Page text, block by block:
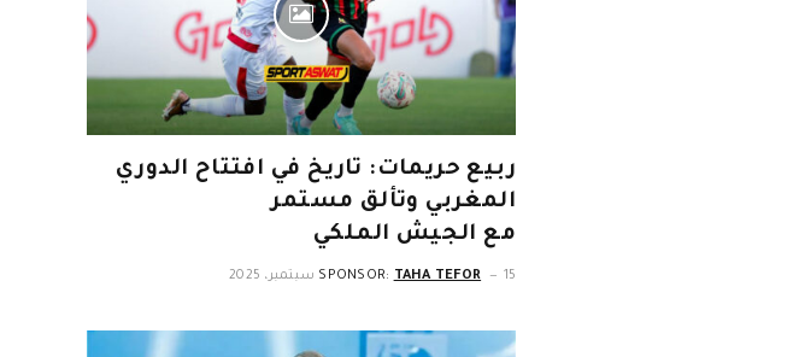
ربيع حريمات: تاريخ في افتتاح الدوري
المغربي وتألق مستمر
مع الجيش الملكي
SPONSOR: TAHA TEFOR 15 سبتمبر، 2025